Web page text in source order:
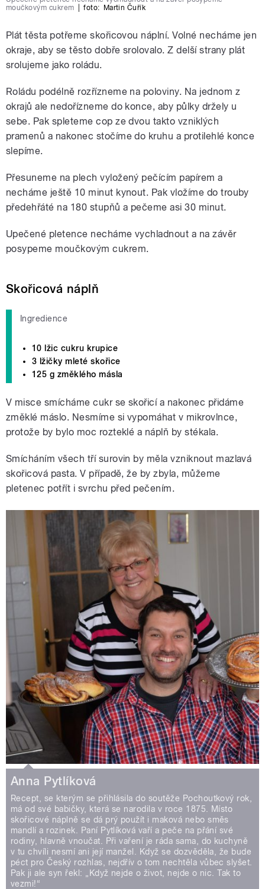
moučkovým cukrem
foto: Martin Čuřík
Plát těsta potřeme skořicovou náplní. Volné necháme jen
okraje, aby se těsto dobře srolovalo. Z delší strany plát
srolujeme jako roládu.
Roládu podélně rozřízneme na poloviny. Na jednom z
okrajů ale nedořízneme do konce, aby půlky držely u
sebe. Pak spleteme cop ze dvou takto vzniklých
pramenů a nakonec stočíme do kruhu a protilehlé konce
slepíme.
Přesuneme na plech vyložený pečícím papírem a
necháme ještě 10 minut kynout. Pak vložíme do trouby
předehřáté na 180 stupňů a pečeme asi 30 minut.
Upečené pletence necháme vychladnout a na závěr
posypeme moučkovým cukrem.
Skořicová náplň
Ingredience
10 lžic cukru krupice
3 lžičky mleté skořice
125 g změklého másla
V misce smícháme cukr se skořicí a nakonec přidáme
změklé máslo. Nesmíme si vypomáhat v mikrovlnce,
protože by bylo moc rozteklé a náplň by stékala.
Smícháním všech tří surovin by měla vzniknout mazlavá
skořicová pasta. V případě, že by zbyla, můžeme
pletenec potřít i svrchu před pečením.
Anna Pytlíková
Recept, se kterým se přihlásila do soutěže Pochoutkový rok,
má od své babičky, která se narodila v roce 1875. Místo
skořicové náplně se dá prý použít i maková nebo směs
mandlí a rozinek. Paní Pytlíková vaří a peče na přání své
rodiny, hlavně vnoučat. Při vaření je ráda sama, do kuchyně
v tu chvíli nesmí ani její manžel. Když se dozvěděla, že bude
péct pro Český rozhlas, nejdřív o tom nechtěla vůbec slyšet.
Pak ji ale syn řekl: „Když nejde o život, nejde o nic. Tak to
vezmi!“